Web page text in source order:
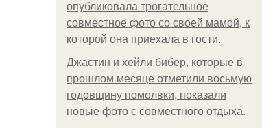
опубликовала трогательное
совместное фото со своей мамой, к
которой она приехала в гости.
Джастин и хейли бибер, которые в
прошлом месяце отметили восьмую
годовщину помолвки, показали
новые фото с совместного отдыха.